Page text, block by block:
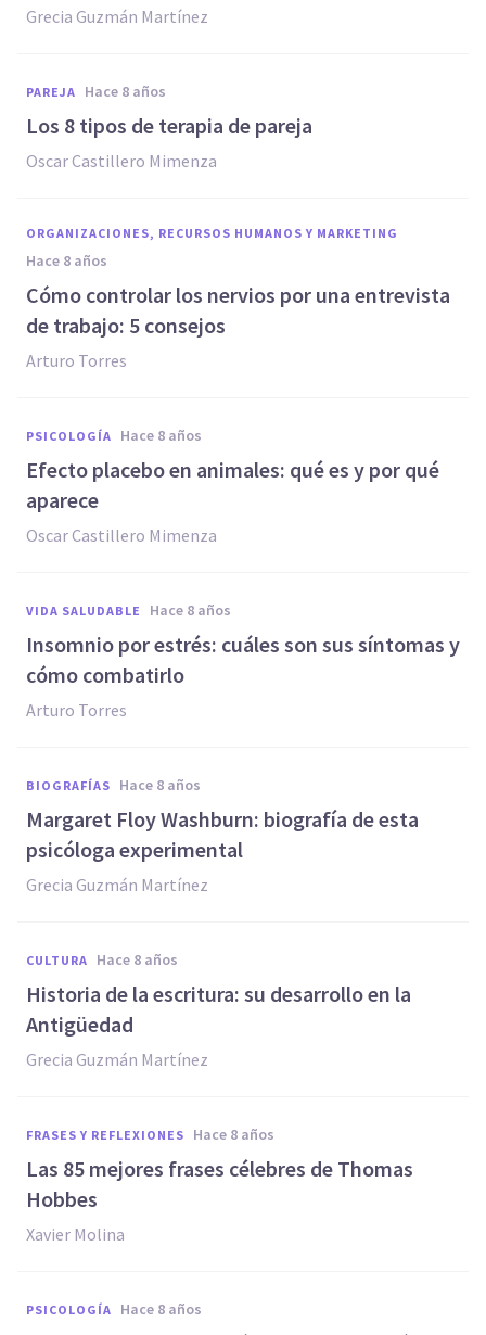
Grecia Guzmán Martínez
PAREJA hace 8 años
Los 8 tipos de terapia de pareja
Oscar Castillero Mimenza
ORGANIZACIONES, RECURSOS HUMANOS Y MARKETING
hace 8 años
Cómo controlar los nervios por una entrevista
de trabajo: 5 consejos
Arturo Torres
PSICOLOGÍA hace 8 años
Efecto placebo en animales: qué es y por qué
aparece
Oscar Castillero Mimenza
VIDA SALUDABLE hace 8 años
Insomnio por estrés: cuáles son sus síntomas y
cómo combatirlo
Arturo Torres
BIOGRAFÍAS hace 8 años
Margaret Floy Washburn: biografía de esta
psicóloga experimental
Grecia Guzmán Martínez
CULTURA hace 8 años
Historia de la escritura: su desarrollo en la
Antigüedad
Grecia Guzmán Martínez
FRASES Y REFLEXIONES hace 8 años
Las 85 mejores frases célebres de Thomas
Hobbes
Xavier Molina
PSICOLOGÍA hace 8 años